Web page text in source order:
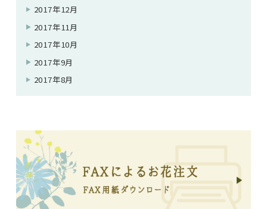
2017年12月
2017年11月
2017年10月
2017年9月
2017年8月